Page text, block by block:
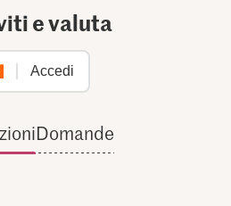
e valuta
Accedi
Domande